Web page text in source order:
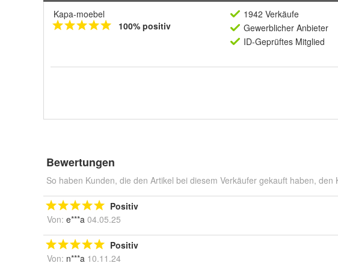
Kapa-moebel
100% positiv
1942 Verkäufe
Gewerblicher Anbieter
ID-Geprüftes Mitglied
Bewertungen
So haben Kunden, die den Artikel bei diesem Verkäufer gekauft haben, den
Positiv
Von: e***a 04.05.25
Positiv
Von: n***a 10.11.24